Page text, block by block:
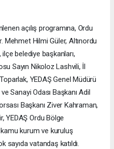
açılış programına, Ordu
Mehmet Hilmi Güler, Altınordu
belediye başkanları,
Sayın Nikoloz Lashvili, İl
YEDAŞ Genel Müdürü
Sanayi Odası Başkanı Adil
Başkanı Ziver Kahraman,
YEDAŞ Ordu Bölge
kurum ve kuruluş
sayıda vatandaş katıldı.